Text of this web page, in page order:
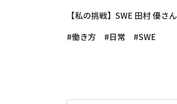
【私の挑戦】SWE 田村 優さん
働き方
日常 SWE